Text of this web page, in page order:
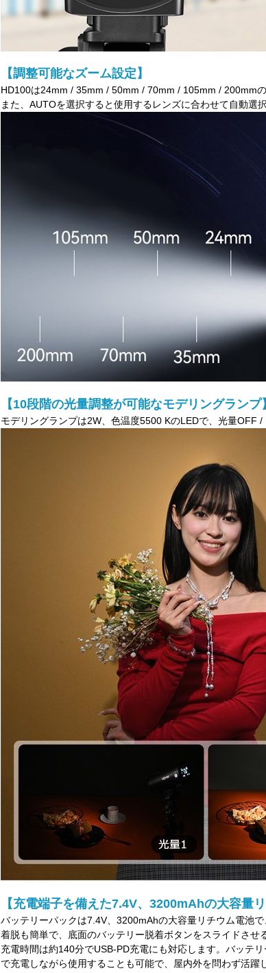
【調整可能なズーム設定】
HD100は24mm / 35mm / 50mm / 70mm / 105mm / 200mm
また、AUTOを選択すると使用するレンズに合わせて自動選択
【10段階の光量調整が可能なモデリングランプ】
モデリングランプは2W、色温度5500 KのLEDで、光量OFF
【充電端子を備えた7.4V、3200mAhの大容量リ
バッテリーパックは7.4V、3200mAhの大容量リチウム電池
着脱も簡単で、底面のバッテリー脱着ボタンをスライドさせ
充電時間は約140分でUSB-PD充電にも対応します。バッテ
で充電しながら使用することも可能で、屋内外を問わず活躍